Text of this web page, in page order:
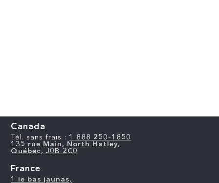
Canada
Tél. sans frais : 1 888 250-1850
135 rue Main, North Hatley,
Québec, J0B 2C0
France
1 le bas jaunas,